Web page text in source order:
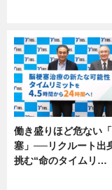
働き盛りほど危ない
塞」──リクルート出
挑む“命のタイムリ…